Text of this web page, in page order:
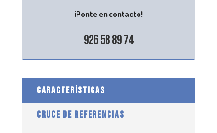
¡Ponte en contacto!
926 58 89 74
CARACTERÍSTICAS
CRUCE DE REFERENCIAS